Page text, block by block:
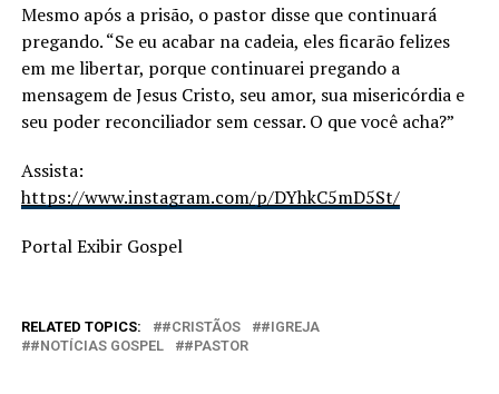
Mesmo após a prisão, o pastor disse que continuará
pregando. “Se eu acabar na cadeia, eles ficarão felizes
em me libertar, porque continuarei pregando a
mensagem de Jesus Cristo, seu amor, sua misericórdia e
seu poder reconciliador sem cessar. O que você acha?”
Assista:
https://www.instagram.com/p/DYhkC5mD5St/
Portal Exibir Gospel
RELATED TOPICS: #CRISTÃOS
#IGREJA
#NOTÍCIAS GOSPEL
#PASTOR